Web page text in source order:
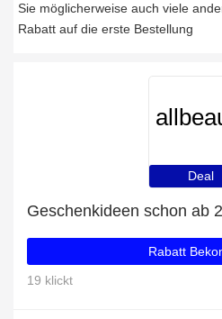
Sie möglicherweise auch viele
Rabatt auf die erste Bestellung
Deal
Geschenkideen schon ab
Rabatt
19 klickt